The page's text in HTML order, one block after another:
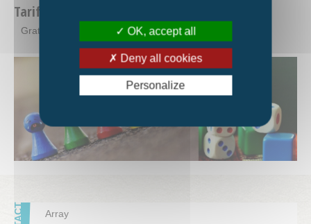
Tarifs
Gratuit sans adhésion.
Array
OK, accept all
Deny all cookies
Personalize